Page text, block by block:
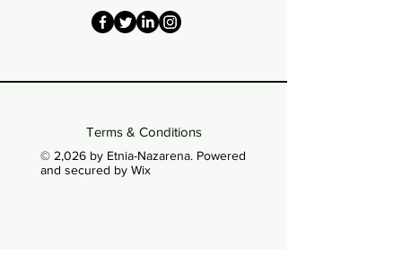
Terms & Conditions
© 2,026 by Etnia-Nazarena. Powered
and secured by Wix